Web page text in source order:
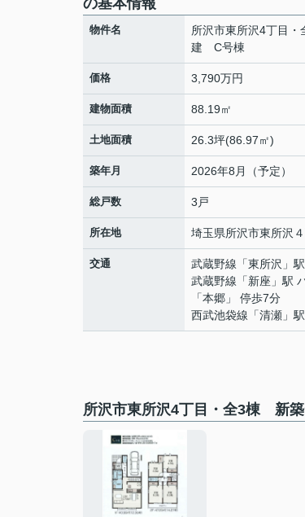
の基本情報
物件名
所沢市東所沢4丁目
建 C号棟
価格 3,790万円
建物面積 88.19㎡
土地面積 26.3坪(86.97㎡)
築年月 2026年8月（予定）
総戸数 3戸
所在地 埼玉県所沢市東所沢
交通 武蔵野線 「東所沢 」
武蔵野線 「新座 」駅
「本郷」 停歩7分
西武池袋線 「清瀬 」駅
所沢市東所沢4丁目・全3棟 新